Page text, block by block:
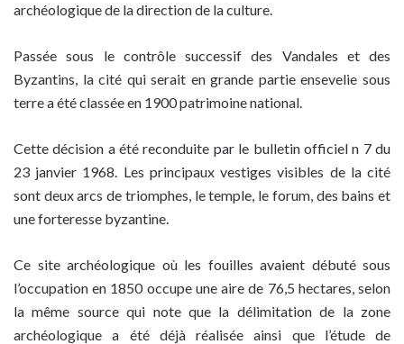
archéologique de la direction de la culture.
Passée sous le contrôle successif des Vandales et des
Byzantins, la cité qui serait en grande partie ensevelie sous
terre a été classée en 1900 patrimoine national.
Cette décision a été reconduite par le bulletin officiel n 7 du
23 janvier 1968. Les principaux vestiges visibles de la cité
sont deux arcs de triomphes, le temple, le forum, des bains et
une forteresse byzantine.
Ce site archéologique où les fouilles avaient débuté sous
l’occupation en 1850 occupe une aire de 76,5 hectares, selon
la même source qui note que la délimitation de la zone
archéologique a été déjà réalisée ainsi que l’étude de